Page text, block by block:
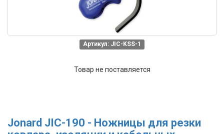
Артикул: JIC-KSS-1
Товар не поставляется
Jonard JIC-190 - Ножницы для резки